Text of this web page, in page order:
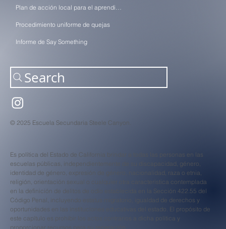
Plan de acción local para el aprendizaje (LCAP)
Procedimiento uniforme de quejas
Informe de Say Something
Search
© 2025 Escuela Secundaria Steele Canyon.
Es política del Estado de California brindar a todas las personas en las
escuelas públicas, independientemente de su discapacidad, género,
identidad de género, expresión de género, nacionalidad, raza o etnia,
religión, orientación sexual o cualquier otra característica contemplada
en la definición de delitos de odio establecida en la Sección 422.55 del
Código Penal, incluyendo estatus migratorio, igualdad de derechos y
oportunidades en las instituciones educativas del estado. El propósito de
este capítulo es prohibir los actos contrarios a dicha política y
proporcionar recursos para su reparación.